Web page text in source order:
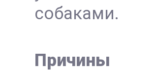
собаками.
Причины